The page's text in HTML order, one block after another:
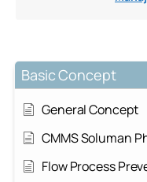
Basic Concept
General Concept
CMMS Soluman
Flow Process